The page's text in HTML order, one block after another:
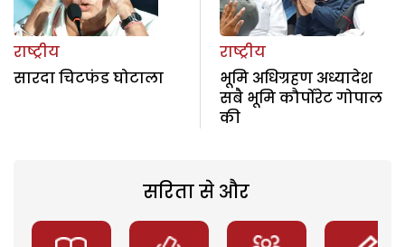
राष्ट्रीय
सारदा चिटफंड घोटाला
राष्ट्रीय
भूमि अधिग्रहण अध्यादेश
सबै भूमि कौर्पोरेट गोपाल
की
सरिता से और